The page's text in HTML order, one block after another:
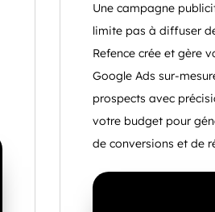
Une campagne
limite pas à diffuser
Refence crée et gère
Google Ads sur-
prospects avec
votre budget pour
de conversions et de